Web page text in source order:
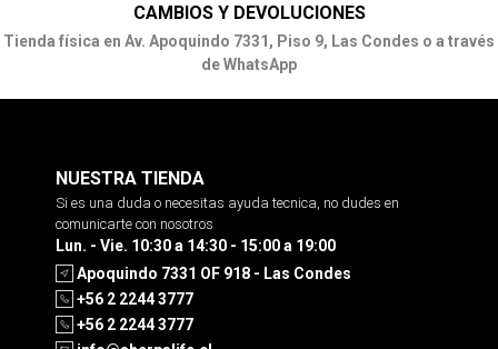
CAMBIOS Y DEVOLUCIONES
Tienda física en Av. Apoquindo 7331, Piso 9, Las Condes o a través
de WhatsApp
NUESTRA TIENDA
Si es una duda o necesitas ayuda tecnica, no dudes en
comunicarte con nosotros
Lun. - Vie. 10:30 a 14:30 - 15:00 a 19:00
Apoquindo 7331 OF 918 - Las Condes
+56 2 2244 3777
+56 2 2244 3777